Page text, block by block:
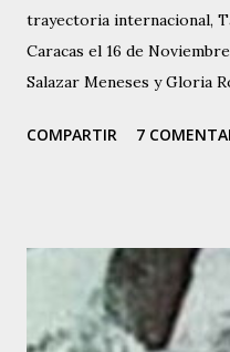
trayectoria internacional,
Caracas el 16 de
Salazar Meneses y Gloria
Venezuela. Su madre,
inclinación artística. Tania
cuando debutó en el
auspiciaba el diario “EL
COMPARTIR 7